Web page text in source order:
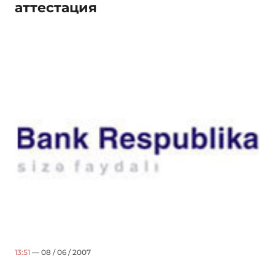
аттестация
13:51 — 08 / 06 / 2007